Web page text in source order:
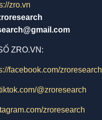
zro.vn
ZRO.VN:
facebook.com/zroresearch
@zroresearch
zroresearch